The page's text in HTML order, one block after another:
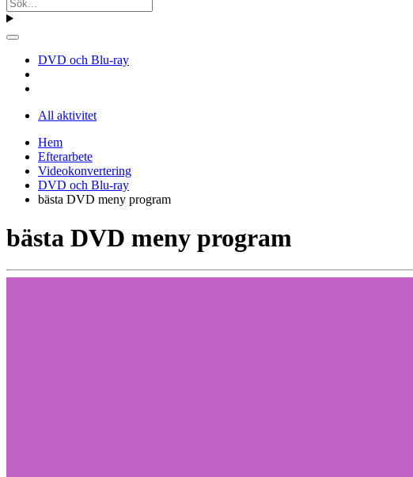
DVD och Blu-ray
All aktivitet
Hem
Efterarbete
Videokonvertering
DVD och Blu-ray
bästa DVD meny program
bästa DVD meny program